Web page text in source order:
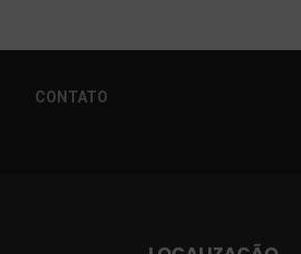
CONTATO